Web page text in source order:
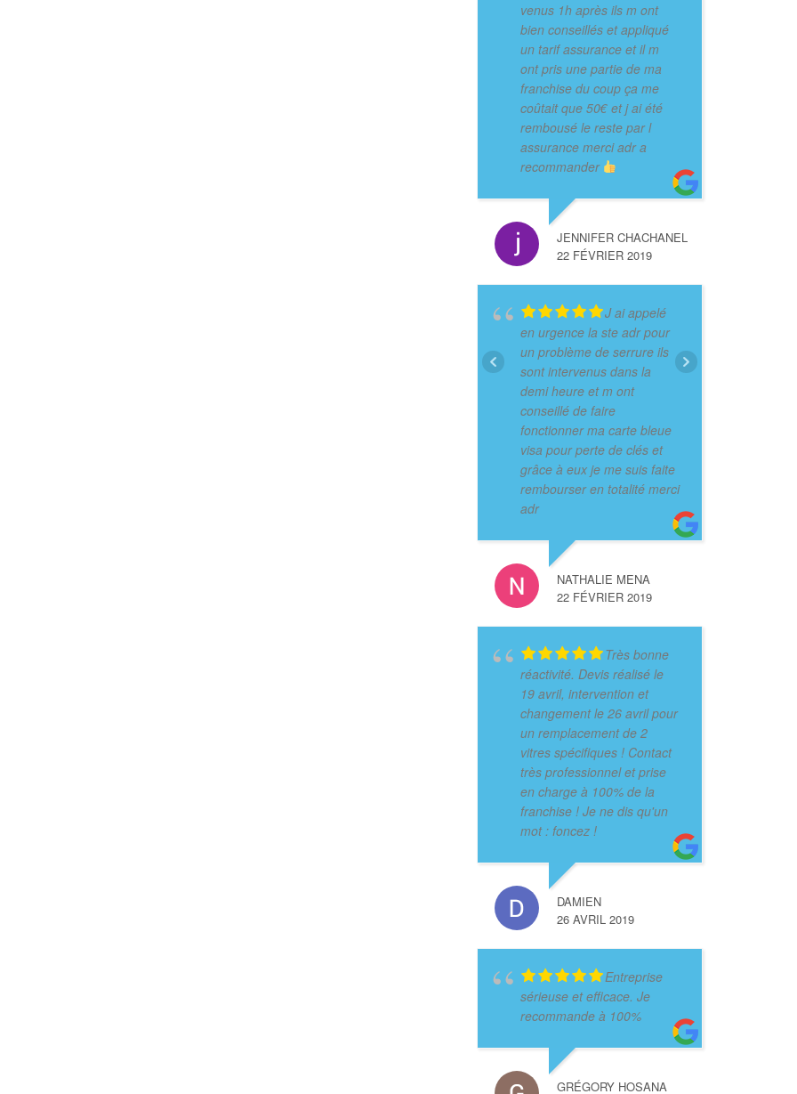
venus 1h après ils m ont
bien conseillés et appliqué
un tarif assurance et il m
ont pris une partie de ma
franchise du coup ça me
coûtait que 50€ et j ai été
rembousé le reste par l
assurance merci adr a
recommander
JENNIFER CHACHANEL
22 FÉVRIER 2019
J ai appelé
en urgence la ste adr pour
un problème de serrure ils
sont intervenus dans la
demi heure et m ont
conseillé de faire
fonctionner ma carte bleue
visa pour perte de clés et
grâce à eux je me suis faite
rembourser en totalité merci
adr
NATHALIE MENA
22 FÉVRIER 2019
Très bonne
réactivité. Devis réalisé le
19 avril, intervention et
changement le 26 avril pour
un remplacement de 2
vitres spécifiques ! Contact
très professionnel et prise
en charge à 100% de la
franchise ! Je ne dis qu'un
mot : foncez !
DAMIEN
26 AVRIL 2019
Entreprise
sérieuse et efficace. Je
recommande à 100%
GRÉGORY HOSANA